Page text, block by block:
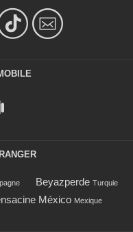
Beyazperde Turquie
México Mexique